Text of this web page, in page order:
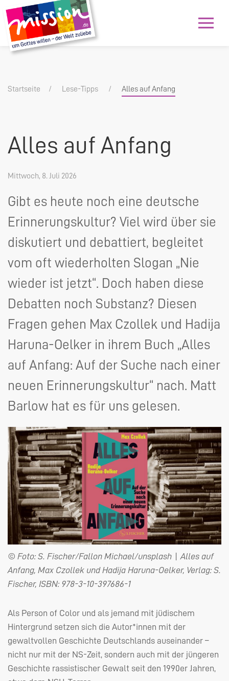
Startseite Lese-Tipps Alles auf Anfang
Alles auf Anfang
Mittwoch, 8. Juli 2026
Gibt es heute noch eine deutsche
Erinnerungskultur? Viel wird über sie
diskutiert und debattiert, begleitet
vom oft wiederholten Slogan „Nie
wieder ist jetzt“. Doch haben diese
Debatten noch Substanz? Diesen
Fragen gehen Max Czollek und Hadija
Haruna-Oelker in ihrem Buch „Alles
auf Anfang: Auf der Suche nach einer
neuen Erinnerungskultur“ nach. Matt
Barlow hat es für uns gelesen.
© Foto: S. Fischer/Fallon Michael/unsplash | Alles auf
Anfang, Max Czollek und Hadija Haruna-Oelker, Verlag: S.
Fischer, ISBN: 978-3-10-397686-1
Als Person of Color und als jemand mit jüdischem
Hintergrund setzen sich die Autor*innen mit der
gewaltvollen Geschichte Deutschlands auseinander –
nicht nur mit der NS-Zeit, sondern auch mit der jüngeren
Geschichte rassistischer Gewalt seit den 1990er Jahren,